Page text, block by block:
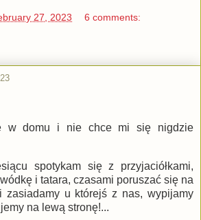
27, 2023 6 comments:
w domu i nie chce mi się nigdzie
spotykam się z przyjaciółkami,
i tatara, czasami poruszać się na
zasiadamy u którejś z nas, wypijamy
na lewą stronę!...